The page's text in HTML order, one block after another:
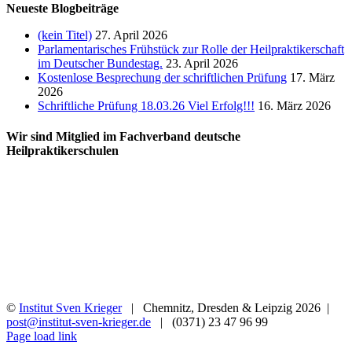
Neueste Blogbeiträge
(kein Titel) 27. April 2026
Parlamentarisches Frühstück zur Rolle der Heilpraktikerschaft
im Deutscher Bundestag. 23. April 2026
Kostenlose Besprechung der schriftlichen Prüfung 17. März
2026
Schriftliche Prüfung 18.03.26 Viel Erfolg!!! 16. März 2026
Wir sind Mitglied im Fachverband deutsche
Heilpraktikerschulen
© Institut Sven Krieger| Chemnitz, Dresden & Leipzig 2026 |
post@institut-sven-krieger.de | (0371) 23 47 96 99
Facebook
YouTube
Instagram
Rss
Page load link